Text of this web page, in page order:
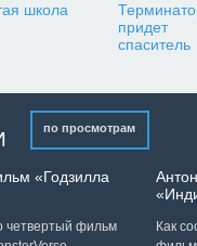
школа
придет
спаситель
по просмотрам
«Годзилла
четвертый фильм
Как